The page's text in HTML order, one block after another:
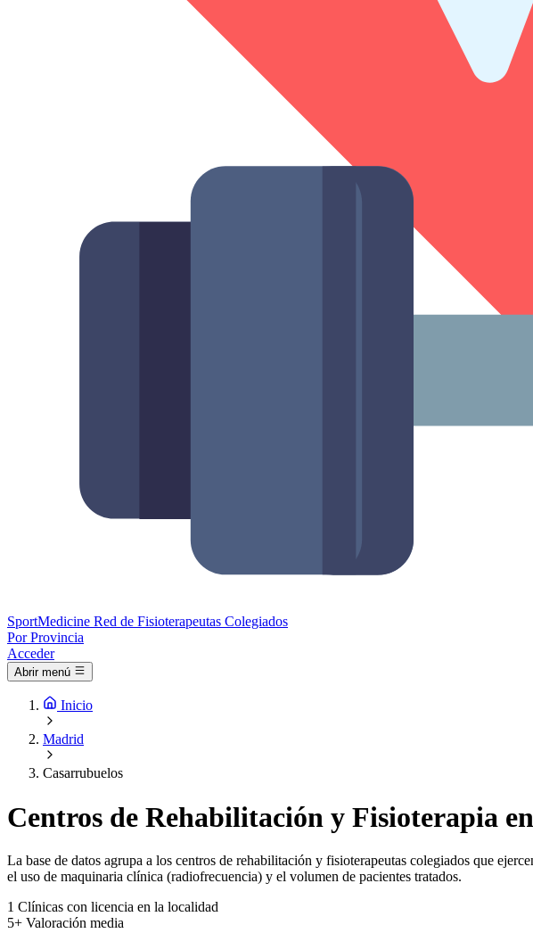
SportMedicine Red de Fisioterapeutas Colegiados
Por Provincia
Acceder
Abrir menú
Inicio
Madrid
Casarrubuelos
Centros de Rehabilitación y Fisioterapia
La base de datos agrupa a los centros de rehabilitación y fisioterapeutas colegiados que
el uso de maquinaria clínica (radiofrecuencia) y el volumen de pacientes tratados.
1 Clínicas con licencia en la localidad
5+ Valoración media